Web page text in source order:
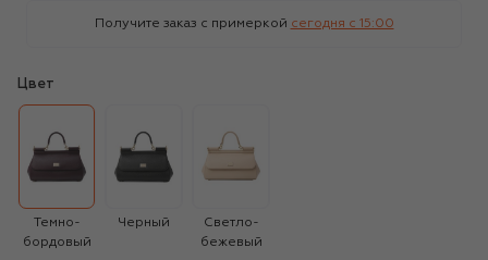
Получите заказ с примеркой сегодня c 15:00
Цвет
Темно-
бордовый
Черный
Светло-
бежевый